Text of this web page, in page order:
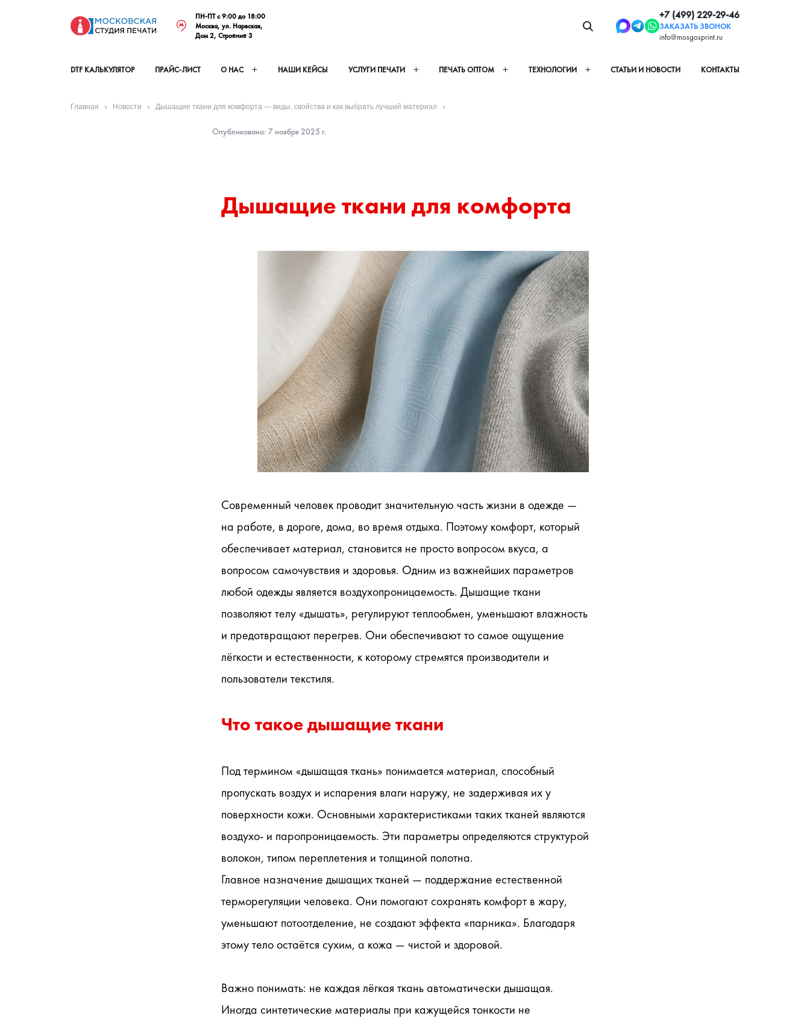
ПН-ПТ с 9:00 до 18:00
Москва, ул. Нарвская,
Дом 2, Строение 3
+7 (499) 229-29-46
ЗАКАЗАТЬ ЗВОНОК
info@mosgosprint.ru
DTF КАЛЬКУЛЯТОР ПРАЙС-ЛИСТ О НАС НАШИ КЕЙСЫ УСЛУГИ ПЕЧАТИ ПЕЧАТЬ ОПТОМ ТЕХНОЛОГИИ СТАТЬИ И НОВОСТИ КОНТАКТЫ
Главная Новости Дышащие ткани для комфорта — виды, свойства и как выбрать лучший материал
Опубликовано: 7 ноября 2025 г.
Дышащие ткани для комфорта
Современный человек проводит значительную часть жизни в одежде —
на работе, в дороге, дома, во время отдыха. Поэтому комфорт, который
обеспечивает материал, становится не просто вопросом вкуса, а
вопросом самочувствия и здоровья. Одним из важнейших параметров
любой одежды является воздухопроницаемость. Дышащие ткани
позволяют телу «дышать», регулируют теплообмен, уменьшают влажность
и предотвращают перегрев. Они обеспечивают то самое ощущение
лёгкости и естественности, к которому стремятся производители и
пользователи текстиля.
Что такое дышащие ткани
Под термином «дышащая ткань» понимается материал, способный
пропускать воздух и испарения влаги наружу, не задерживая их у
поверхности кожи. Основными характеристиками таких тканей являются
воздухо- и паропроницаемость. Эти параметры определяются структурой
волокон, типом переплетения и толщиной полотна.
Главное назначение дышащих тканей — поддержание естественной
терморегуляции человека. Они помогают сохранять комфорт в жару,
уменьшают потоотделение, не создают эффекта «парника». Благодаря
этому тело остаётся сухим, а кожа — чистой и здоровой.
Важно понимать: не каждая лёгкая ткань автоматически дышащая.
Иногда синтетические материалы при кажущейся тонкости не